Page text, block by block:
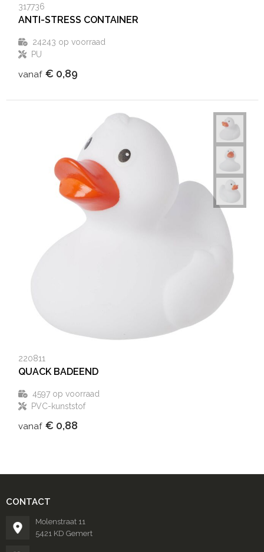
317736
ANTI-STRESS CONTAINER
24243 op voorraad
PU
vanaf € 0,89
220811
QUACK BADEEND
4597op voorraad
PVC-kunststof
vanaf € 0,88
CONTACT
Molenstraat 11
5421 KD Gemert